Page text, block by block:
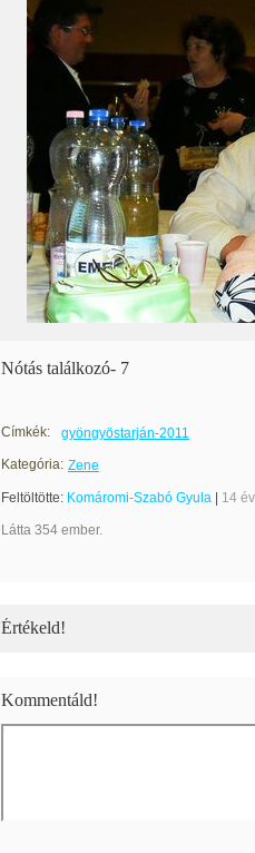
Nótás találkozó- 7
Címkék:
gyöngyöstarján-2011
Kategória: Zene
Feltöltötte: Komáromi-Szabó Gyula 14
Látta 354 ember.
Értékeld!
Kommentáld!